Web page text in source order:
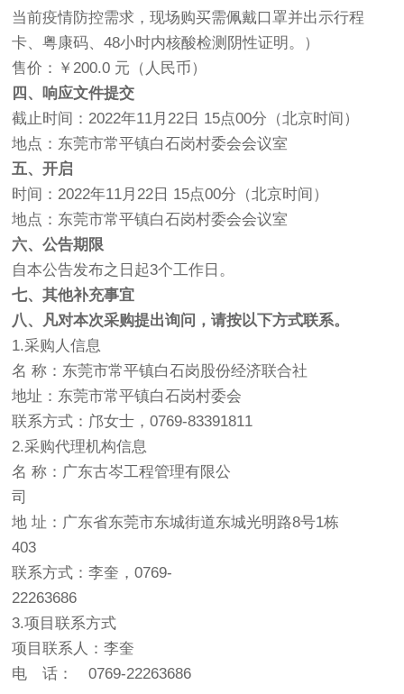
当前疫情防控需求，现场购买需佩戴口罩并出示行程
卡、粤康码、48小时内核酸检测阴性证明。）
售价：￥200.0 元（人民币）
四、响应文件提交
截止时间：2022年11月22日 15点00分（北京时间）
地点：东莞市常平镇白石岗村委会会议室
五、开启
时间：2022年11月22日 15点00分（北京时间）
地点：东莞市常平镇白石岗村委会会议室
六、公告期限
自本公告发布之日起3个工作日。
七、其他补充事宜
八、凡对本次采购提出询问，请按以下方式联系。
1.采购人信息
名 称：东莞市常平镇白石岗股份经济联合社
地址：东莞市常平镇白石岗村委会
联系方式：邝女士，0769-83391811
2.采购代理机构信息
名 称：广东古岑工程管理有限公
司
地 址：广东省东莞市东城街道东城光明路8号1栋
403
联系方式：李奎，0769-
22263686
3.项目联系方式
项目联系人：李奎
电 话： 0769-22263686